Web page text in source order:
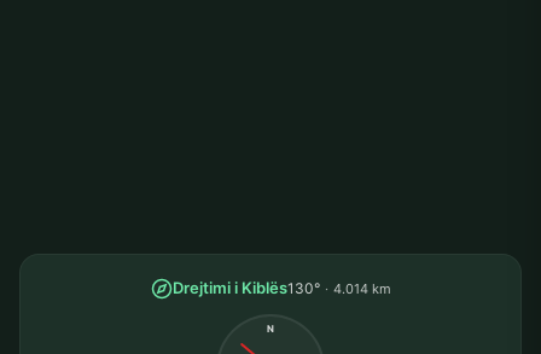
Drejtimi i Kiblës130° 4.014 km
N